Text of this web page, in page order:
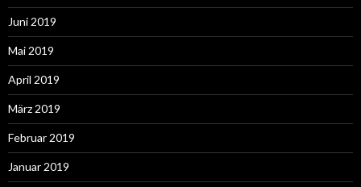
Juni 2019
Mai 2019
April 2019
März 2019
Februar 2019
Januar 2019